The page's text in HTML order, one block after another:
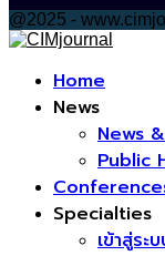
@2025 -
Home
News
News
Public
Specialties
เข้าสู่ระ